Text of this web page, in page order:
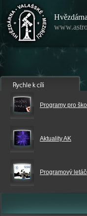
Programy pro
Aktuality AK
Programový